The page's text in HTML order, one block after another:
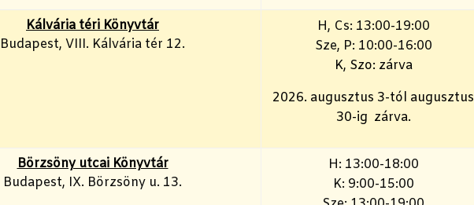
Kálvária téri Könyvtár
Budapest, VIII. Kálvária tér 12.
H, Cs: 13:00-19:00
Sze, P: 10:00-16:00
K, Szo: zárva
2026. augusztus 3-tól augusztus
30-ig zárva.
Börzsöny utcai Könyvtár
Budapest, IX. Börzsöny u. 13.
H: 13:00-18:00
K: 9:00-15:00